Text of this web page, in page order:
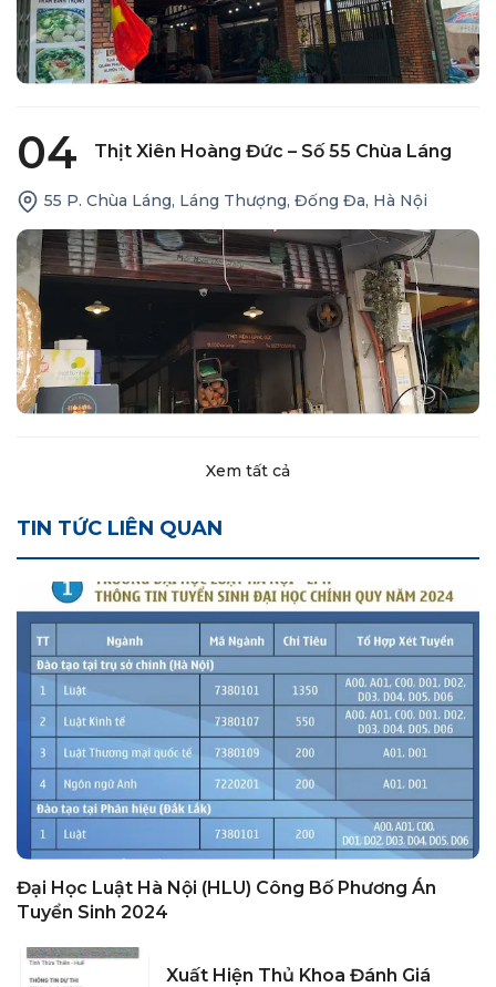
04 Thịt Xiên Hoàng Đức – Số 55 Chùa Láng
55 P. Chùa Láng, Láng Thượng, Đống Đa, Hà Nội
Xem tất cả
TIN TỨC LIÊN QUAN
Đại Học Luật Hà Nội (HLU) Công Bố Phương Án
Tuyển Sinh 2024
Xuất Hiện Thủ Khoa Đánh Giá